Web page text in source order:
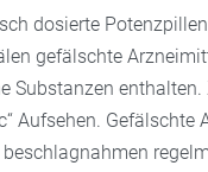
dosierte
gefälschte
Substanzen
Aufsehen. Gefälschte